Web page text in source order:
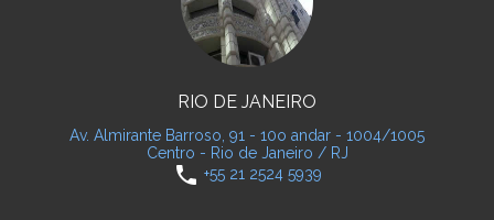
RIO DE JANEIRO
Av. Almirante Barroso, 91 - 10o andar - 1004/1005
Centro - Rio de Janeiro / RJ
phone +55 21 2524 5939